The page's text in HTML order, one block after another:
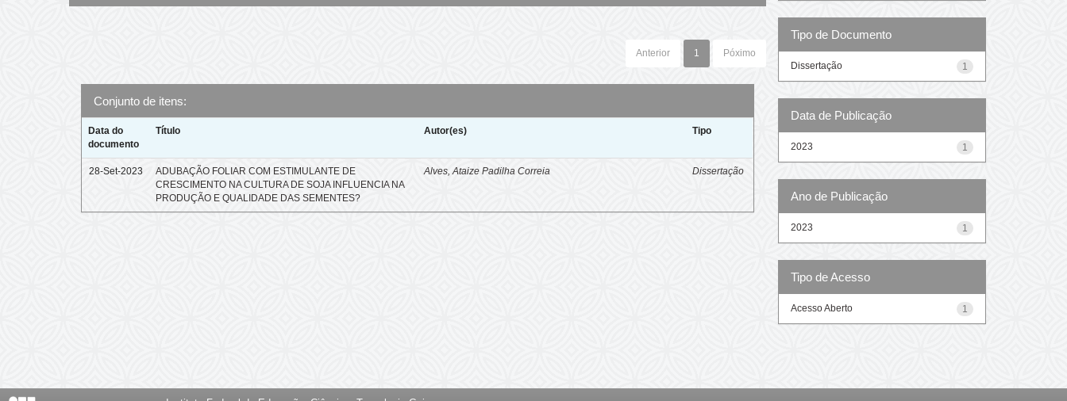
Anterior 1 Póximo
Conjunto de itens:
Data do
documento
Título Autor(es) Tipo
28-Set-2023
ADUBAÇÃO FOLIAR COM ESTIMULANTE DE
CRESCIMENTO NA CULTURA DE SOJA INFLUENCIA NA
PRODUÇÃO E QUALIDADE DAS SEMENTES?
Alves, Ataize Padilha Correia Dissertação
Tipo de Documento
1
Dissertação
Data de Publicação
1
2023
Ano de Publicação
1
2023
Tipo de Acesso
1
Acesso Aberto